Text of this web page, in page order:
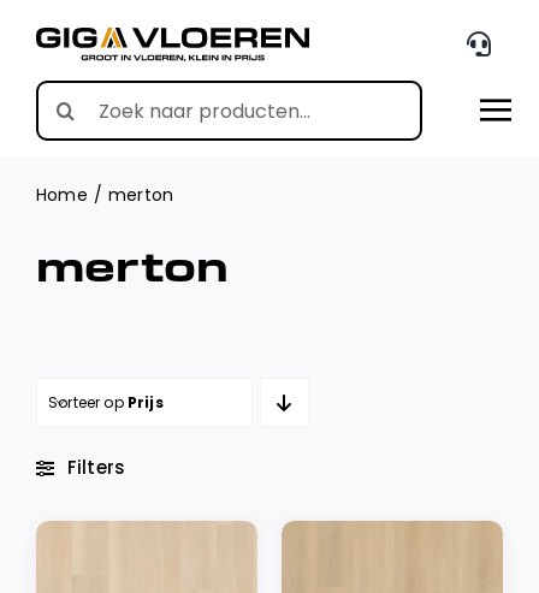
content
Search
for:
Home merton
merton
Sorteer op Prijs
Filters